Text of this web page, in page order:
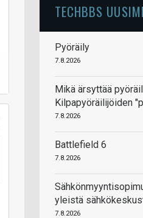
TECHBBS
Pyöräily
7.8.2026
Mikä ärsyttää
Kilpapyöräilijöiden
7.8.2026
Battlefield 6
7.8.2026
yleistä
7.8.2026